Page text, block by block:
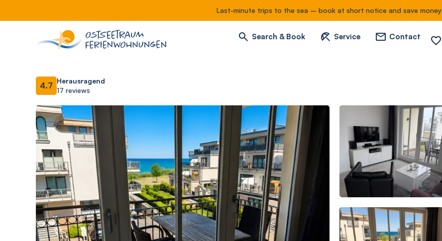
Last-minute trips to the sea – book at short notice and save money
Search & Book Service Contact
4.7 Herausragend
17 reviews